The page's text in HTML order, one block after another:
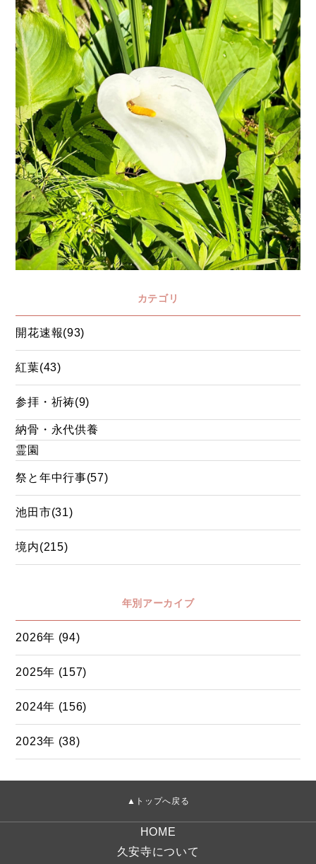
カテゴリ
開花速報(93)
紅葉(43)
参拝・祈祷(9)
納骨・永代供養
霊園
祭と年中行事(57)
池田市(31)
境内(215)
年別アーカイブ
2026年 (94)
2025年 (157)
2024年 (156)
2023年 (38)
▲トップへ戻る
HOME
久安寺について